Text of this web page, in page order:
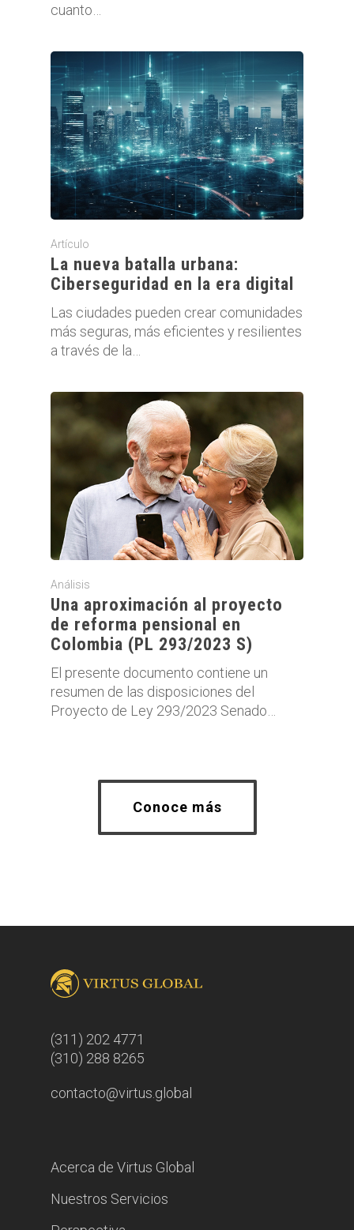
cuanto…
Artículo
La nueva batalla urbana:
Ciberseguridad en la era digital
Las ciudades pueden crear comunidades
más seguras, más eficientes y resilientes
a través de la…
Análisis
Una aproximación al proyecto
de reforma pensional en
Colombia (PL 293/2023 S)
El presente documento contiene un
resumen de las disposiciones del
Proyecto de Ley 293/2023 Senado…
Conoce más
(311) 202 4771
(310) 288 8265
contacto@virtus.global
Acerca de Virtus Global
Nuestros Servicios